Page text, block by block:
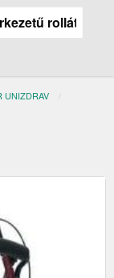
UNIZDRAV